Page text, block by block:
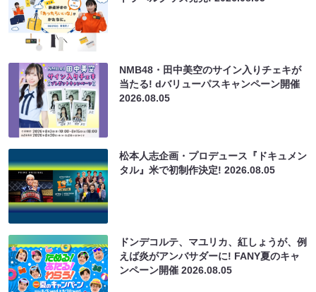
NMB48・田中美空のサイン入りチェキが
当たる! dバリューパスキャンペーン開催
2026.08.05
松本人志企画・プロデュース『ドキュメン
タル』米で初制作決定!2026.08.05
ドンデコルテ、マユリカ、紅しょうが、例
えば炎がアンバサダーに! FANY夏のキャ
ンペーン開催2026.08.05